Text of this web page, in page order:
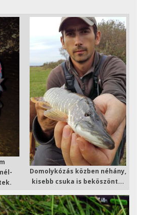
Domolykózás közben néhány,
kisebb csuka is beköszönt...